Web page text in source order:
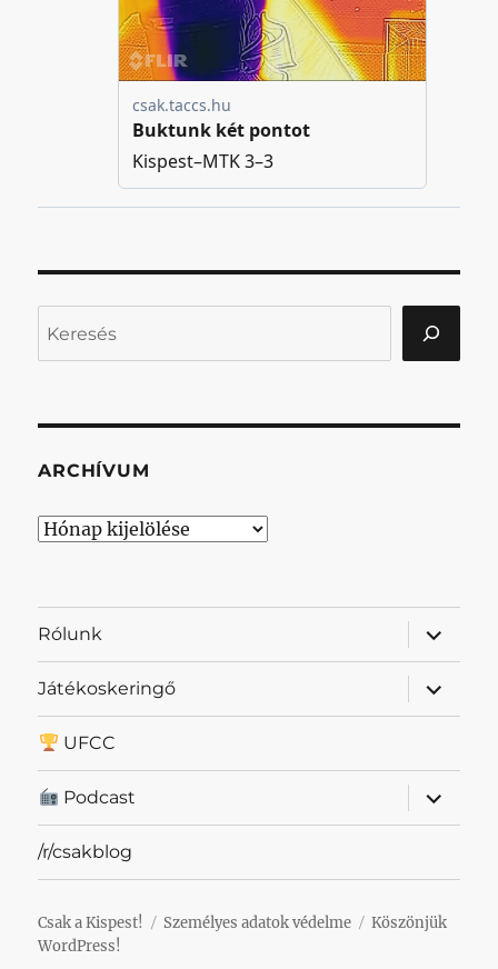
ARCHÍVUM
Archívum
Rólunk
almenü
Játékoskeringő
almenü
UFCC
Podcast
almenü
/r/csakblog
Csak a Kispest! Személyes adatok védelme
Köszönjük
WordPress!